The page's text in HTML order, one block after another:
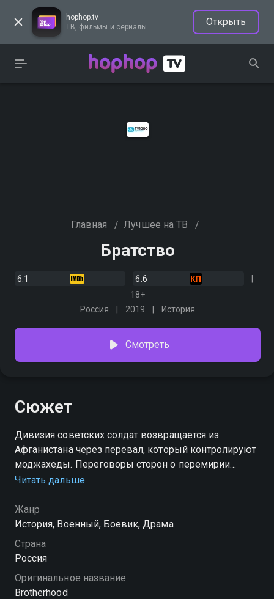
hophop.tv
ТВ, фильмы и сериалы
Открыть
Главная / Лучшее на ТВ /
Братство
6.1
6.6
18+
Россия
2019 История
Смотреть
Сюжет
Дивизия советских солдат возвращается из
Афганистана через перевал, который контролируют
моджахеды. Переговоры сторон о перемирии
осложняются, когда в плен врага попадает сын
дивизии
Читать дальше
Жанр
История, Военный, Боевик, Драма
Страна
Россия
Оригинальное название
Brotherhood